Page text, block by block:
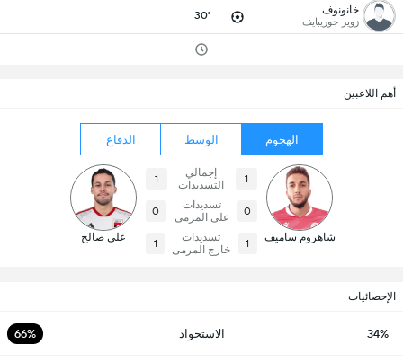
خانونوف
زوير جوريبايف 30'
أهم اللاعبين
الهجوم الوسط الدفاع
شاهروم ساميف
1
إجمالي
التسديدات
1
0
تسديدات
على المرمى
0
1
تسديدات
خارج المرمى
1 علي صالح
الإحصائيات
34% الاستحواذ 66%